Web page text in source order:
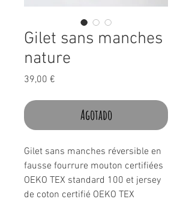
Gilet sans manches
nature
39,00 €
Agotado
Gilet sans manches réversible en
fausse fourrure mouton certifiées
OEKO TEX standard 100 et jersey
de coton certifié OEKO TEX